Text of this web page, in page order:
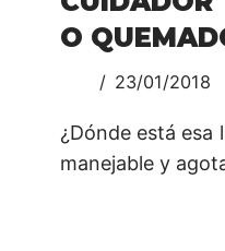
O
23/01/2018
¿Dónde está esa
manejable y